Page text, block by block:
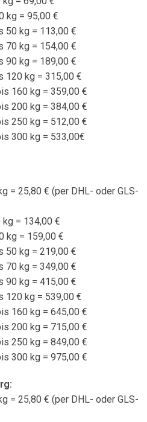
kg = 95,00 €
50 kg = 113,00 €
70 kg = 154,00 €
90 kg = 189,00 €
120 kg = 315,00 €
160 kg = 359,00 €
200 kg = 384,00 €
250 kg = 512,00 €
300 kg = 533,00€
= 25,80 € (per DHL- oder GLS-
= 134,00 €
kg = 159,00 €
50 kg = 219,00 €
70 kg = 349,00 €
90 kg = 415,00 €
120 kg = 539,00 €
160 kg = 645,00 €
200 kg = 715,00 €
250 kg = 849,00 €
300 kg = 975,00 €
= 25,80 € (per DHL- oder GLS-